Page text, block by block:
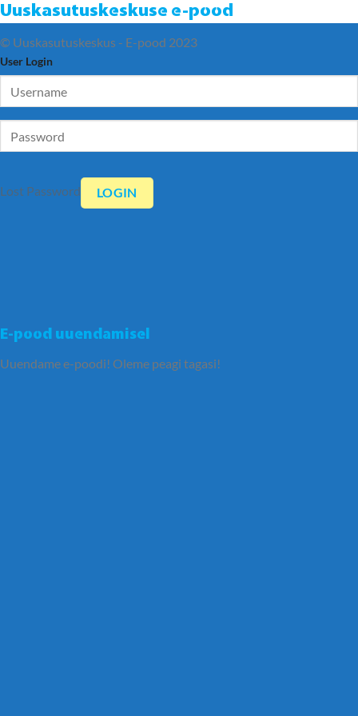
Uuskasutuskeskuse e-pood
E-pood uuendamisel
Uuendame e-poodi! Oleme peagi tagasi!
© Uuskasutuskeskus - E-pood 2023
User Login
Lost Password